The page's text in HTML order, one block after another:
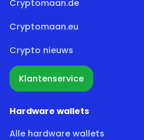
Cryptomaan.de
Cryptomaan.eu
Crypto nieuws
Klantenservice
Hardware wallets
Alle hardware wallets